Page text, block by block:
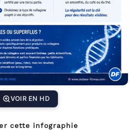
VOIR EN HD
cette infographie